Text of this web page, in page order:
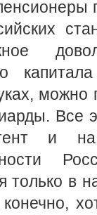
можно
Все
и
в